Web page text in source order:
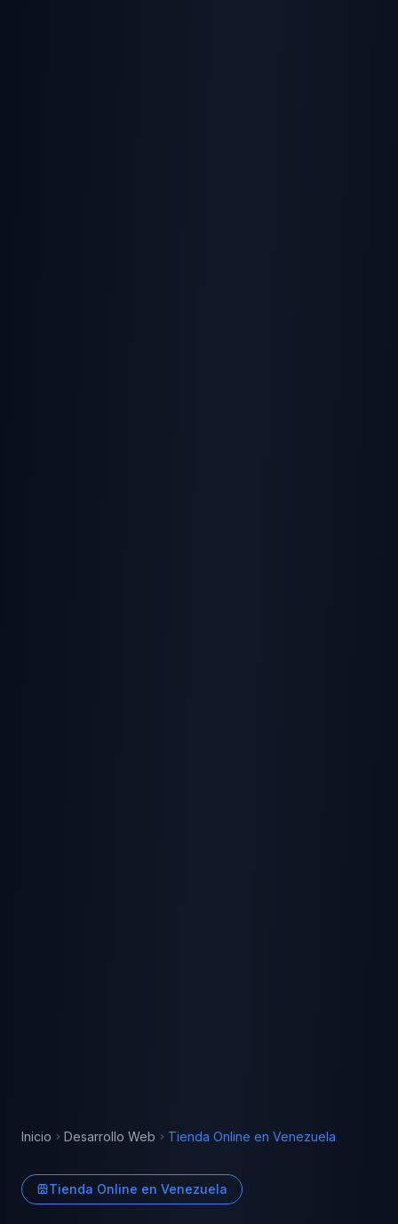
Inicio Desarrollo Web Tienda Online en Venezuela
Tienda Online en Venezuela